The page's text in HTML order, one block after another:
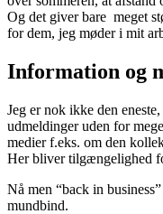
Og det giver bare meget
for dem, jeg møder i mit
Information og
Jeg er nok ikke den
udmeldinger uden for
medier f.eks. om den
Her bliver tilgængelighed
Nå men “back in
mundbind.